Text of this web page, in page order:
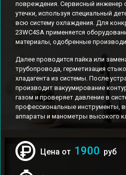
повреждения. Сервисный инженер
утечки, используя специальный
всю систему охлаждения. Для
23WC4SA применяется
материалы, одобренные
Далее проводится пайка или
трубопровода, герметизация
хладагента из системы. После
производит вакуумирование
газом и проверяет давление в
профессиональные инструменты,
аппараты и манометры высокого
Цена от 1900 руб